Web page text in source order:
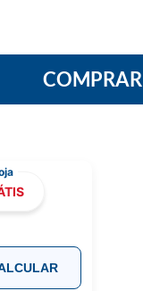
COMPRAR